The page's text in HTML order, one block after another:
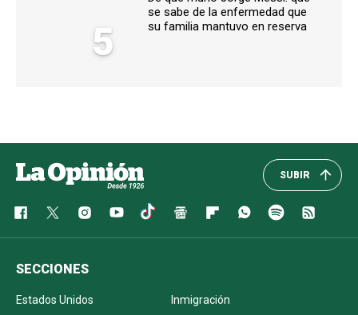
5
se sabe de la enfermedad que
su familia mantuvo en reserva
SUBIR
SECCIONES
Estados Unidos
Inmigración